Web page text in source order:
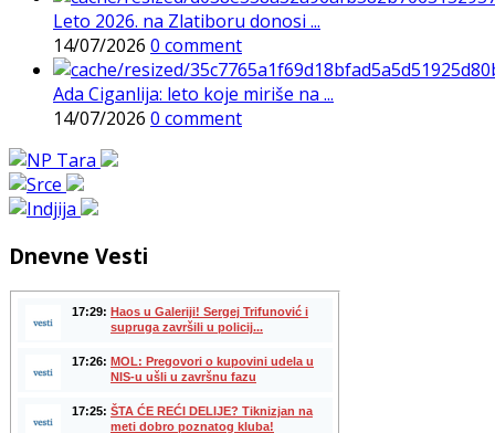
Leto 2026. na Zlatiboru donosi ...
14/07/2026 0 comment
Ada Ciganlija: leto koje miriše na ...
14/07/2026 0 comment
Dnevne Vesti